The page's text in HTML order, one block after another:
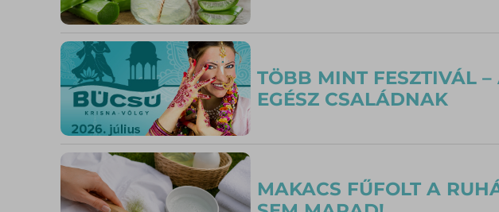
TÖBB MINT FESZTIVÁL
EGÉSZ CSALÁDNAK
MAKACS FŰFOLT A